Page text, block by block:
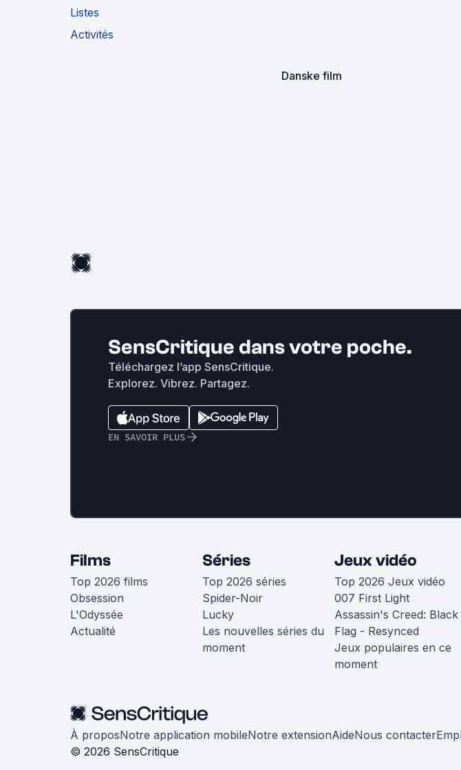
Listes
Activités
Danske film
SensCritique dans votre poche.
Téléchargez l’app SensCritique.
Explorez. Vibrez. Partagez.
EN SAVOIR PLUS
Films
Top 2026 films
Obsession
L'Odyssée
Actualité
Séries
Top 2026 séries
Spider-Noir
Lucky
Les nouvelles séries du
moment
Jeux vidéo
Top 2026 Jeux vidéo
007 First Light
Assassin's Creed: Black
Flag - Resynced
Jeux populaires en ce
moment
À proposNotre application mobileNotre extensionAideNous contacter
© 2026 SensCritique